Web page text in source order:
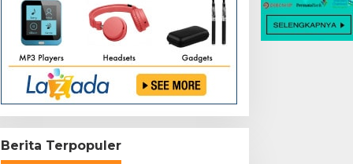
Berita Terpopuler